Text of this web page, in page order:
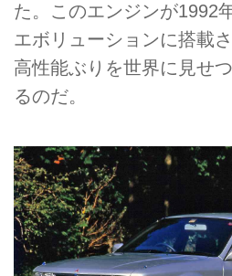
た。このエンジンが1992
エボリューションに搭載
高性能ぶりを世界に見せ
るのだ。